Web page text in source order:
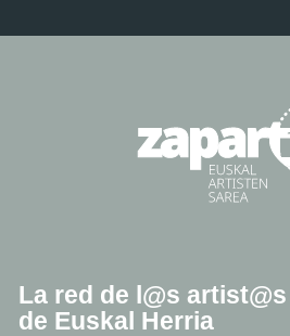
La red de l@s
de Euskal Herria